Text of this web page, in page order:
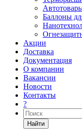
Баллоны
Акции
Доставка
Документация
О компании
Вакансии
Новости
Контакты
?
Найти